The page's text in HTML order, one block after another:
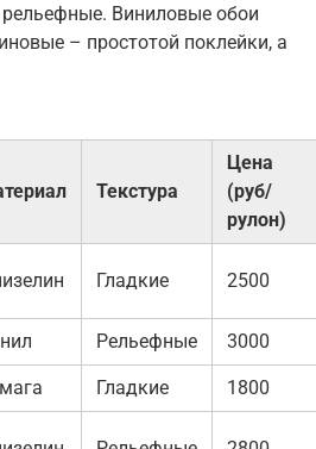
Виниловые обои
– простотой поклейки, а
Текстура
Цена
(руб/
рулон)
Гладкие 2500
Рельефные 3000
Гладкие 1800